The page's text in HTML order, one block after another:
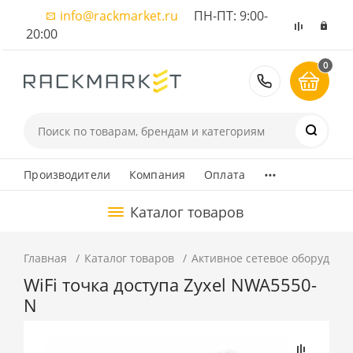
info@rackmarket.ru ПН-ПТ: 9:00-
20:00
8 (495)
0
Производители Компания Оплата ...
Каталог товаров
Главная Каталог товаров Активное сетевое
WiFi точка доступа Zyxel NWA5550-
N